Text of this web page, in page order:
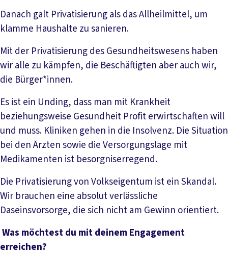
Danach galt Privatisierung als das Allheilmittel, um
klamme Haushalte zu sanieren.
Mit der Privatisierung des Gesundheitswesens haben
wir alle zu kämpfen, die Beschäftigten aber auch wir,
die Bürger*innen.
Es ist ein Unding, dass man mit Krankheit
beziehungsweise Gesundheit Profit erwirtschaften will
und muss. Kliniken gehen in die Insolvenz. Die Situation
bei den Ärzten sowie die Versorgungslage mit
Medikamenten ist besorgniserregend.
Die Privatisierung von Volkseigentum ist ein Skandal.
Wir brauchen eine absolut verlässliche
Daseinsvorsorge, die sich nicht am Gewinn orientiert.
Was möchtest du mit deinem Engagement
erreichen?